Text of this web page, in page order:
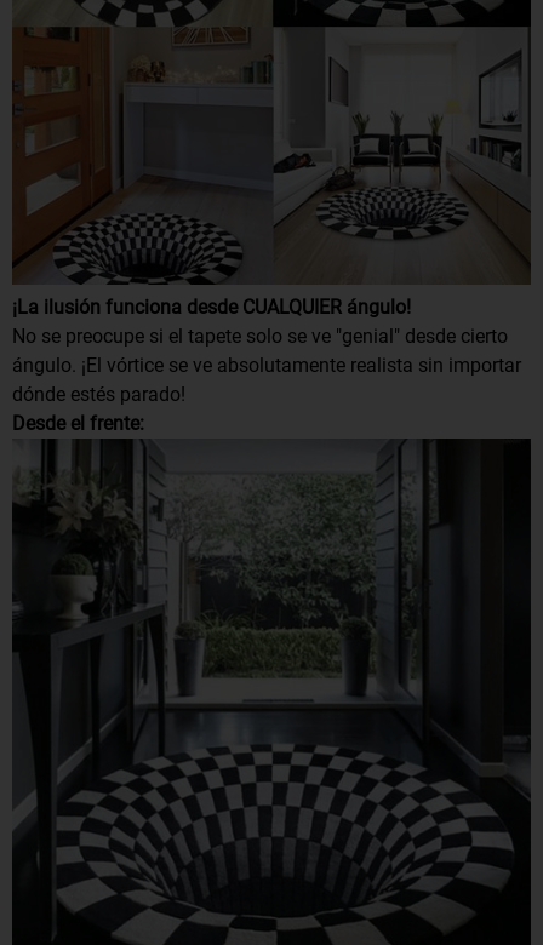
¡La ilusión funciona desde CUALQUIER ángulo!
No se preocupe si el tapete solo se ve "genial" desde cierto
ángulo. ¡El vórtice se ve absolutamente realista sin importar
dónde estés parado!
Desde el frente: